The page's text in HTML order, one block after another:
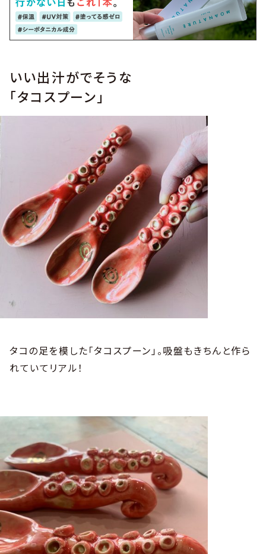
いい出汁がでそうな
「タコスプーン」
タコの足を模した「タコスプーン」。吸盤もきちんと作ら
れていてリアル！